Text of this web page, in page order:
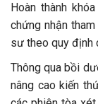
Hoàn thành
chứng nhận
sư theo quy định
Thông qua bồi
nâng cao kiến